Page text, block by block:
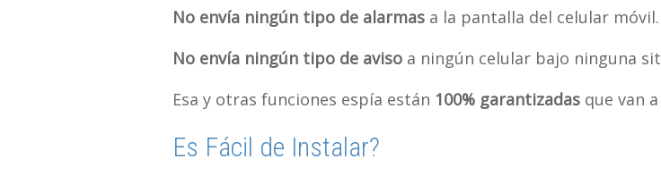
No envía ningún tipo de alarmas a la pantalla del celular móvil.
No envía ningún tipo de aviso a ningún celular bajo ninguna
Esa y otras funciones espía están 100% garantizadas que van
Es Fácil de Instalar?